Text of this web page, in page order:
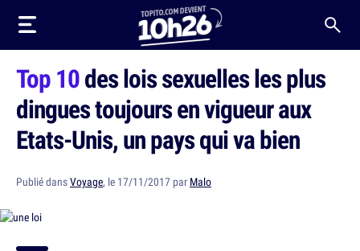
Top 10des lois sexuelles les plus
dingues toujours en vigueur aux
Etats-Unis, un pays qui va bien
Publié dansVoyage, le 17/11/2017 par Malo